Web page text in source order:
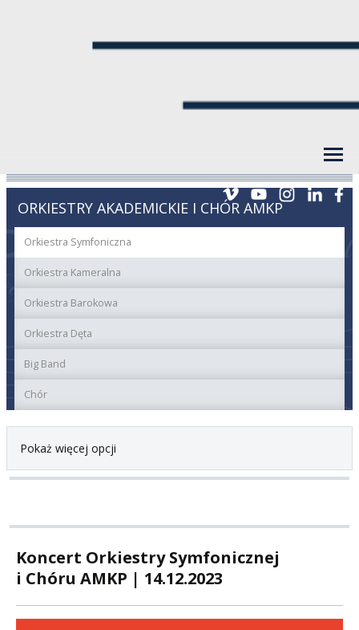
ORKIESTRY AKADEMICKIE I CHÓR AMKP
Orkiestra Symfoniczna
Orkiestra Kameralna
Orkiestra Barokowa
Orkiestra Dęta
Big Band
Chór
Pokaż więcej opcji
Koncert Orkiestry Symfonicznej
i Chóru AMKP | 14.12.2023